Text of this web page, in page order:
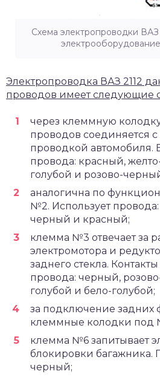
Схема электропроводки ВАЗ
Электропроводка ВАЗ 2112
проводов имеет следующие
через клеммную
проводов соединяется
проводкой автомобиля.
провода: красный,
голубой и розово-
аналогична по
№2. Использует
черный и красный;
клемма №3 отвечает за
электромотора и
заднего стекла.
провода: черный,
голубой и бело-голубой;
за подключение задних
клеммные колодки под
клемма №6 запитывает
блокировки багажника.
черный;